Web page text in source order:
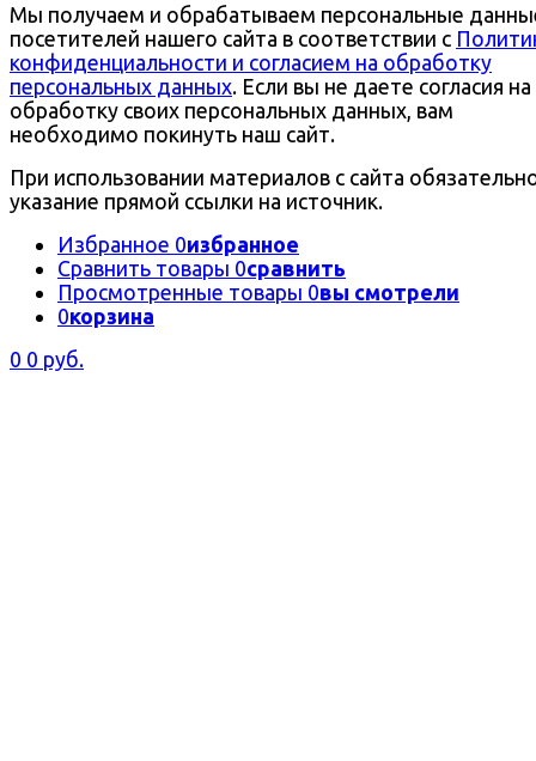
Мы получаем и обрабатываем персональные
посетителей нашего сайта в соответствии с
конфиденциальности и согласием на обработку
персональных данных. Если вы не даете согласия на
обработку своих персональных данных, вам
необходимо покинуть наш сайт.
При использовании материалов с сайта
указание прямой ссылки на источник.
Избранное 0избранное
Сравнить товары 0сравнить
Просмотренные товары 0вы смотрели
0корзина
0 0 руб.